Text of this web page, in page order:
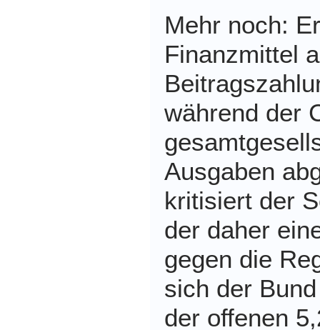
Mehr noch:
Finanzmittel
während der
Ausgaben
kritisiert der
der daher
gegen die
sich der
der offenen